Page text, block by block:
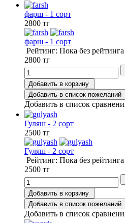
фарш - 1 сорт
2800 тг
фарш - 1 сорт
Рейтинг: Пока без рейтинга
2800 тг
Добавить в корзину
Добавить в список пожеланий
Добавить в список
Гуляш - 2 сорт
2500 тг
Гуляш - 2 сорт
Рейтинг: Пока без рейтинга
2500 тг
Добавить в корзину
Добавить в список пожеланий
Добавить в список